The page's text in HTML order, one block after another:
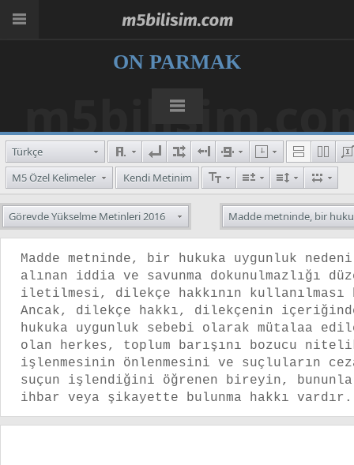
ON PARMAK
Türkçe
M5 Özel Kelimeler
Kendi Metinim
Görevde Yükselme Metinleri 2016 Madde metninde, bir